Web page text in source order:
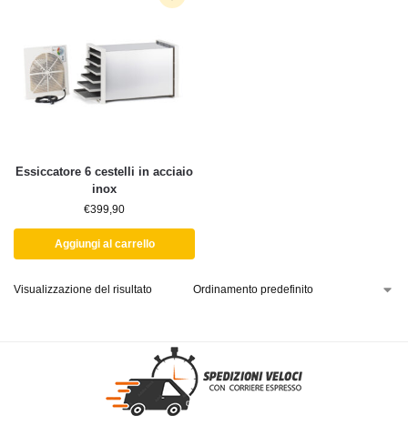
Essiccatore 6 cestelli in acciaio
inox
€399,90
Aggiungi al carrello
Visualizzazione del risultato